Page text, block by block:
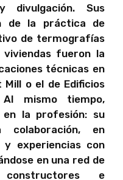
divulgación. Sus
de la práctica de
de termografías
fueron la
técnicas en
o el de Edificios
mismo tiempo,
la profesión: su
en
experiencias con
en una red de
e